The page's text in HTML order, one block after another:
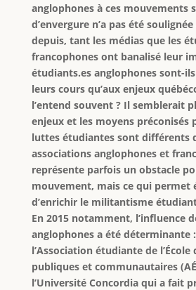
anglophones à ces mouvements
d’envergure n’a pas été
depuis, tant les médias que les
francophones ont banalisé leur
étudiants.es anglophones sont-
leurs cours qu’aux enjeux
l’entend souvent ? Il semblerait
enjeux et les moyens préconisés
luttes étudiantes sont différents
associations anglophones et
représente parfois un obstacle
mouvement, mais ce qui permet
d’enrichir le militantisme
En 2015 notamment, l’influence
anglophones a été déterminante :
l’Association étudiante de l’École
publiques et communautaires
l’Université Concordia qui a fait